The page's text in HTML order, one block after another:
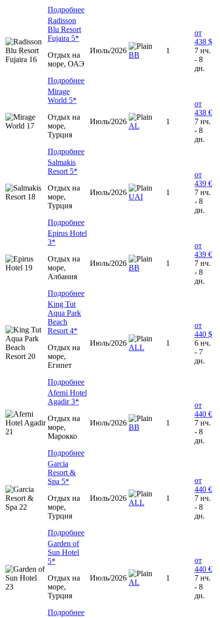
Подробнее
Radisson
Blu Resort
Fujaira 5*
Отдых на
море, ОАЭ
Подробнее
Июль/2026
ВВ
1
от
438 $
7 нч.
- 8
дн.
Mirage
World 5*
Отдых на
море,
Турция
Подробнее
Июль/2026
AL
1
от
438 €
7 нч.
- 8
дн.
Salmakis
Resort 5*
Отдых на
море,
Турция
Подробнее
Июль/2026
UAI
1
от
439 €
7 нч.
- 8
дн.
Epirus Hotel
3*
Отдых на
море,
Албания
Подробнее
Июль/2026
ВВ
1
от
439 €
7 нч.
- 8
дн.
King Tut
Aqua Park
Beach
Resort 4*
Отдых на
море,
Египет
Подробнее
Июль/2026
ALL
1
от
440 $
6 нч.
- 7
дн.
Aferni Hotel
Agadir 3*
Отдых на
море,
Марокко
Подробнее
Июль/2026
ВВ
1
от
440 €
7 нч.
- 8
дн.
Garcia
Resort &
Spa 5*
Отдых на
море,
Турция
Подробнее
Июль/2026
ALL
1
от
440 €
7 нч.
- 8
дн.
Garden of
Sun Hotel
5*
Отдых на
море,
Турция
Подробнее
Июль/2026
AL
1
от
440 €
7 нч.
- 8
дн.